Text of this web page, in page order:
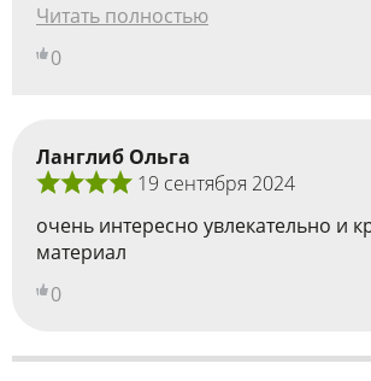
Читать полностью
0
Ланглиб Ольга
19 сентября 2024
очень интересно увлекательно и
материал
0